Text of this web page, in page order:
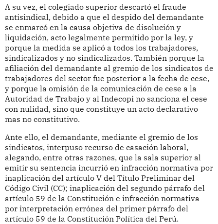
A su vez, el colegiado superior descartó el fraude
antisindical, debido a que el despido del demandante
se enmarcó en la causa objetiva de disolución y
liquidación, acto legalmente permitido por la ley, y
porque la medida se aplicó a todos los trabajadores,
sindicalizados y no sindicalizados. También porque la
afiliación del demandante al gremio de los sindicatos de
trabajadores del sector fue posterior a la fecha de cese,
y porque la omisión de la comunicación de cese a la
Autoridad de Trabajo y al Indecopi no sanciona el cese
con nulidad, sino que constituye un acto declarativo
mas no constitutivo.
Ante ello, el demandante, mediante el gremio de los
sindicatos, interpuso recurso de casación laboral,
alegando, entre otras razones, que la sala superior al
emitir su sentencia incurrió en infracción normativa por
inaplicación del artículo V del Título Preliminar del
Código Civil (CC); inaplicación del segundo párrafo del
artículo 59 de la Constitución e infracción normativa
por interpretación errónea del primer párrafo del
artículo 59 de la Constitución Política del Perú.